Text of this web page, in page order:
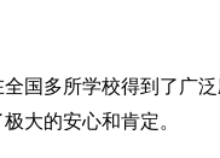
国多所学校得到了广
大的安心和肯定。